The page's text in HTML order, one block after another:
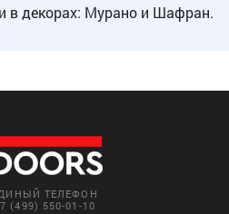
в декорах: Мурано и Шафран.
ТЕЛЕФОН
(499) 550-01-10